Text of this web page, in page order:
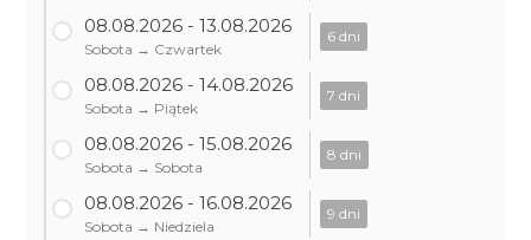
08.08.2026 - 13.08.2026
Sobota → Czwartek
6 dni
08.08.2026 - 14.08.2026
Sobota → Piątek
7 dni
08.08.2026 - 15.08.2026
Sobota → Sobota
8 dni
08.08.2026 - 16.08.2026
Sobota → Niedziela
9 dni